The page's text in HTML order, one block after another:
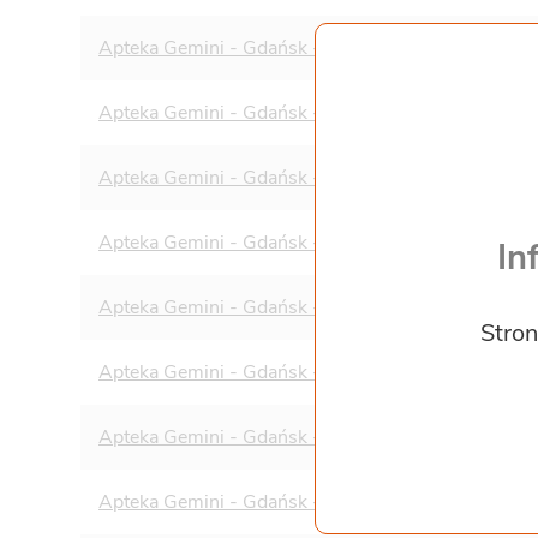
Apteka Gemini - Gdańsk - ul. Królowej Jadwigi 137D
Apteka Gemini - Gdańsk - ul. Łagiewniki 48
Apteka Gemini - Gdańsk - ul. Targ Drzewny 3/7
Apteka Gemini - Gdańsk - ul. Cieszyńskiego 48/1
Apteka Gemini - Gdańsk - ul. Subisława 30
Apteka Gemini - Gdańsk - Al. Grunwaldzka 102
Apteka Gemini - Gdańsk - ul. Rakoczego 9,11 U13,
Apteka Gemini - Gdańsk - ul. Gospody 19a